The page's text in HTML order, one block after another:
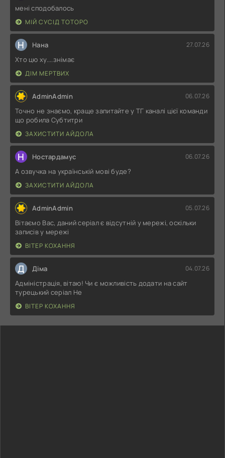
мені сподобалось
МІЙ СУСІД ТОТОРО
Н Нана 27.07.26
Хто цю ху....знімає
ДІМ МЕРТВИХ
AdminAdmin 06.07.26
Точно не знаємо, краще запитайте у ТГ каналі цієї команди
що робила Субтитри
ЗАХИСТИТИ АЙДОЛА
Н Ностардамус 06.07.26
А озвучка на українській мові буде?
ЗАХИСТИТИ АЙДОЛА
AdminAdmin 05.07.26
Вітаємо Вас, даний серіал є відсутній у мережі, оскільки
записів у мережі
ВІТЕР КОХАННЯ
Д Діма 04.07.26
Адміністрація, вітаю! Чи є можливість додати на сайт
турецький серіал Не
ВІТЕР КОХАННЯ